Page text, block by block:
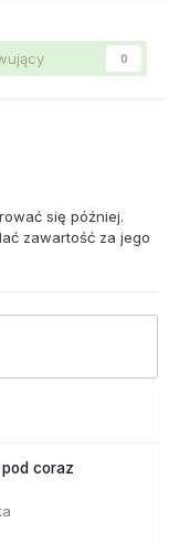
0
się później.
zawartość za jego
coraz